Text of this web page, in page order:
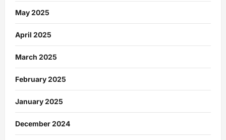
May 2025
April 2025
March 2025
February 2025
January 2025
December 2024